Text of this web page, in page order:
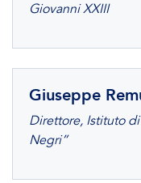
Giovanni XXIII
Giuseppe
Direttore, Istituto
Negri”